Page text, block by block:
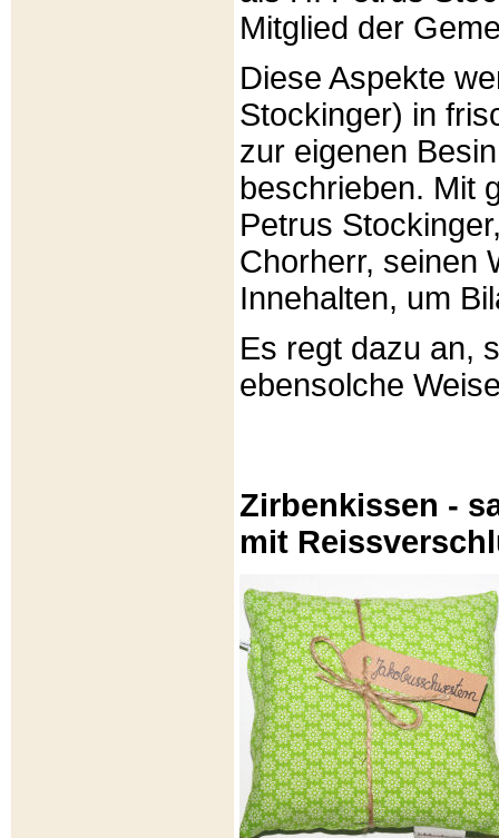
Mitglied der
Diese Aspekte
Stockinger) in
zur eigenen
beschrieben. Mit
Petrus
Chorherr, seinen
Innehalten, um
Es regt dazu an,
ebensolche
Zirbenkissen -
mit